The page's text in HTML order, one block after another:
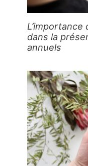
L’importance
dans la
annuels